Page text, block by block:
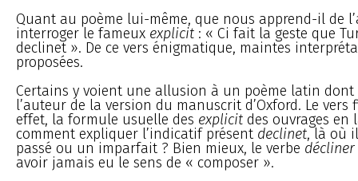
Quant au poème lui-même, que nous apprend-il de
interroger le fameux explicit : « Ci fait la geste que
declinet ». De ce vers énigmatique, maintes
proposées.
Certains y voient une allusion à un poème latin dont
l’auteur de la version du manuscrit d’Oxford. Le vers
effet, la formule usuelle des explicit des ouvrages en
comment expliquer l’indicatif présent declinet, là où
passé ou un imparfait ? Bien mieux, le verbe décliner
avoir jamais eu le sens de « composer ».